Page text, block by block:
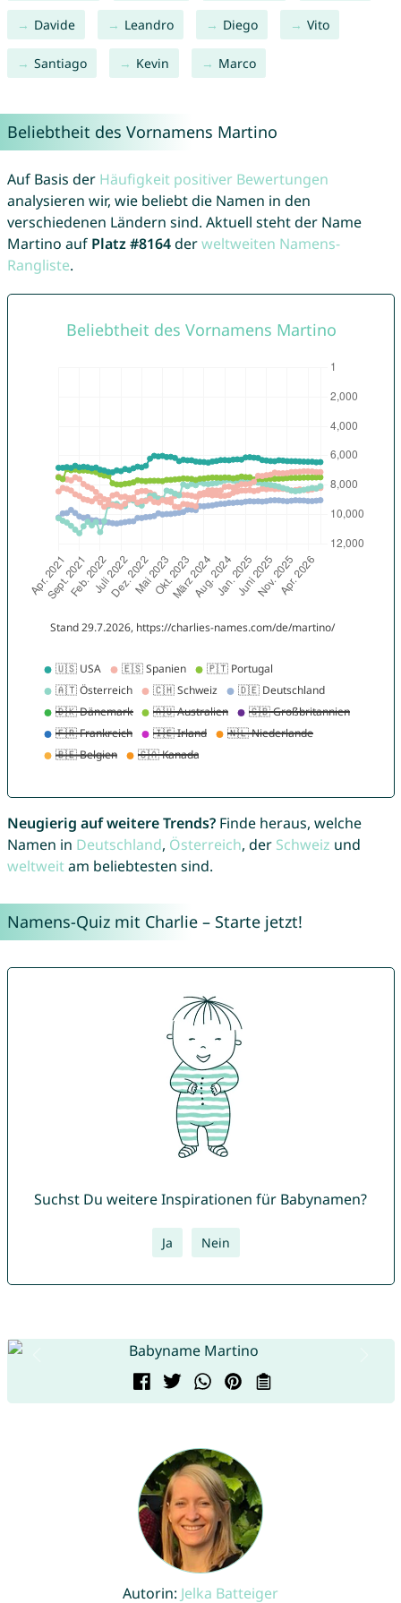
Davide Leandro Diego Vito
Santiago Kevin Marco
Beliebtheit des Vornamens Martino
Auf Basis der Häufigkeit positiver Bewertungen
analysieren wir, wie beliebt die Namen in den
verschiedenen Ländern sind. Aktuell steht der Name
Martino auf Platz #8164derweltweiten Namens-
Rangliste.
Neugierig auf weitere Trends?Finde heraus, welche
Namen in Deutschland, Österreich, der Schweiz und
weltweitam beliebtesten sind.
Namens-Quiz mit Charlie – Starte jetzt!
Suchst Du weitere Inspirationen für Babynamen?
Ja Nein
Autorin: Jelka Batteiger